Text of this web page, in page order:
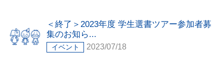
＜終了＞2023年度 学生選書ツアー参加者募
集のお知ら...
イベント 2023/07/18